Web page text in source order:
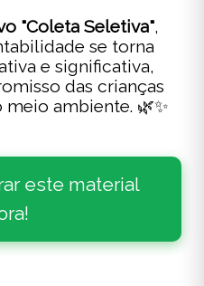
"Coleta Seletiva",
se torna
e significativa,
das crianças
ambiente. 🌿✨
este material